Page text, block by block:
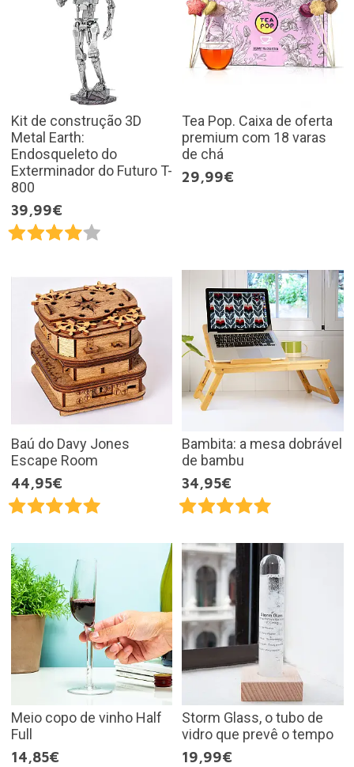
Kit de construção 3D
Metal Earth:
Endosqueleto do
Exterminador do Futuro T-
800
39,99€
Tea Pop. Caixa de oferta
premium com 18 varas
de chá
29,99€
Baú do Davy Jones
Escape Room
44,95€
Bambita: a mesa dobrável
de bambu
34,95€
Meio copo de vinho Half
Full
14,85€
Storm Glass, o tubo de
vidro que prevê o tempo
19,99€